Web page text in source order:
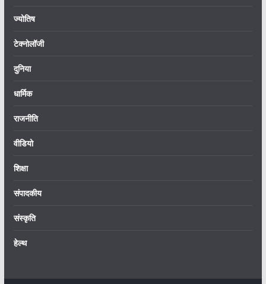
ज्योतिष
टेक्नोलॉजी
दुनिया
धार्मिक
राजनीति
वीडियो
शिक्षा
संपादकीय
संस्कृति
हेल्थ